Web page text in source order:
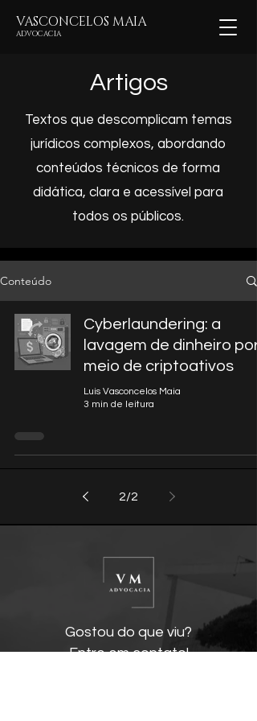
VASCONCELOS MAIA
ADVOCACIA
Artigos
Textos que descomplicam temas
jurídicos complexos, abordando
conteúdos técnicos de forma
didática, clara e acessível para
todos os públicos.
Conteúdo
Cyberlaundering: a
lavagem de dinheiro por
meio de criptoativos
Luis Vasconcelos Maia
3 min de leitura
2/2
Gostou do que viu?
Entre em contato!